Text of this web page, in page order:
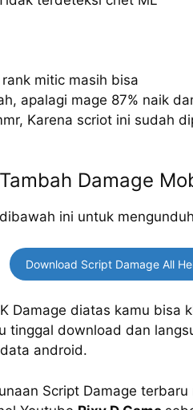
mitic masih bisa
apalagi mage 87% naik
Karena scriot ini sudah
Damage
ini untuk
Download Script Damage All
Damage diatas kamu bisa
tinggal download dan
android.
Script Damage